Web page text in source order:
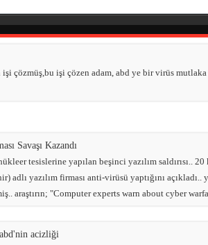
işi çözmüş,bu işi çözen adam, abd ye bir virüs
Savaşı Kazandı
tesislerine yapılan beşinci yazılım saldırısı..
adlı yazılım firması anti-virüsü yaptığını açıkladı..
araştırın; "Computer experts warn about cyber
acizliği